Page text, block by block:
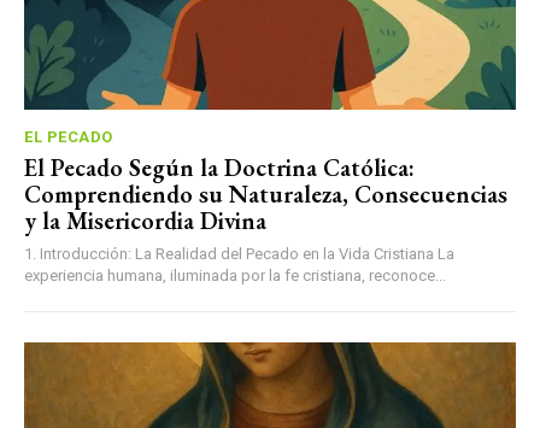
EL PECADO
El Pecado Según la Doctrina Católica:
Comprendiendo su Naturaleza, Consecuencias
y la Misericordia Divina
1. Introducción: La Realidad del Pecado en la Vida Cristiana La
experiencia humana, iluminada por la fe cristiana, reconoce...